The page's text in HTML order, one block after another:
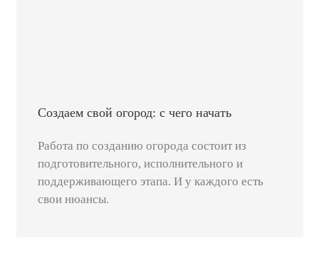
Создаем свой огород: с чего начать
Работа по созданию огорода состоит из
подготовительного, исполнительного и
поддерживающего этапа. И у каждого есть
свои нюансы.